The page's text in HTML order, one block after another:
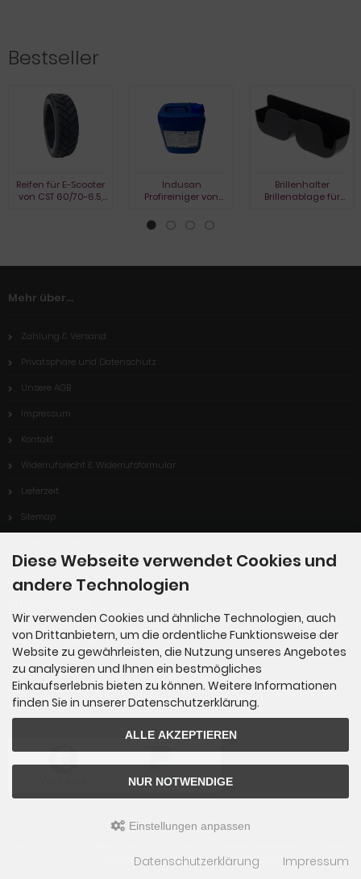
Bestseller
Reifen für E-Scooter
von CST 60/70-6.5,
Indusan
Profireiniger von
Liter
Brillenhalter
Brillenablage für
Mehr über...
Zahlung & Versand
Privatsphäre und Datenschutz
Unsere AGB
Impressum
Kontakt
Widerrufsrecht & Widerrufsformular
Lieferzeit
Sitemap
Vertrag widerrufen
Zahlungsmethoden
ified eCommerce Shopsoftware © 2009-2026
Diese Webseite verwendet Cookies und
andere Technologien
Wir verwenden Cookies und ähnliche Technologien, auch
von Drittanbietern, um die ordentliche Funktionsweise der
Website zu gewährleisten, die Nutzung unseres Angebotes
zu analysieren und Ihnen ein bestmögliches
Einkaufserlebnis bieten zu können. Weitere Informationen
finden Sie in unserer Datenschutzerklärung.
ALLE AKZEPTIEREN
NUR NOTWENDIGE
Einstellungen anpassen
Datenschutzerklärung Impressum